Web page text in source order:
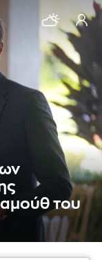
του